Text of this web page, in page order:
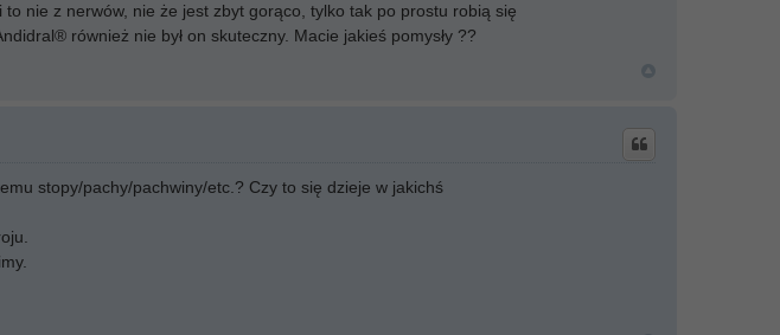
nie z nerwów, nie że jest zbyt gorąco, tylko tak po prostu robią się
również nie był on skuteczny. Macie jakieś pomysły ??
stopy/pachy/pachwiny/etc.? Czy to się dzieje w jakichś